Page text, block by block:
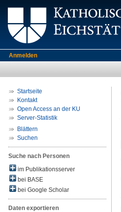
Anmelden
Startseite
Kontakt
Open Access an der KU
Server-Statistik
Blättern
Suchen
Suche nach Personen
im Publikationsserver
bei BASE
bei Google Scholar
Daten exportieren